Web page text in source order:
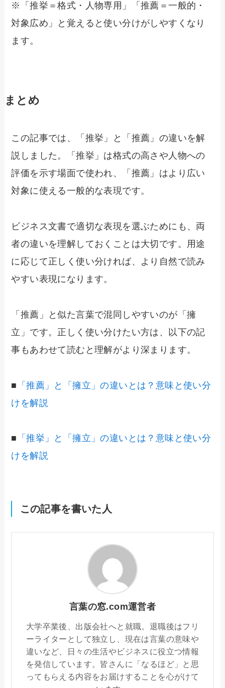
※「推挙＝格式・人物専用」「推薦＝一般的・
対象広め」と覚えると使い分けがしやすくなり
ます。
まとめ
この記事では、「推挙」と「推薦」の違いを解
説しました。「推挙」は格式の高さや人物への
評価を示す場面で使われ、「推薦」はより広い
対象に使える一般的な表現です。
ビジネス文書で適切な表現を選ぶためにも、両
者の違いを理解しておくことは大切です。用途
に応じて正しく使い分ければ、より自然で読み
やすい表現になります。
「推薦」と似た言葉で混同しやすいのが「擁
立」です。正しく使い分けたい方は、以下の記
事もあわせて読むと理解がより深まります。
■ 「推薦」と「擁立」の違いとは？意味と使い分
けを解説
■ 「推挙」と「擁立」の違いとは？意味と使い分
けを解説
この記事を書いた人
言葉の窓.com運営者
大学卒業後、出版会社へと就職。退職後はフリ
ーライターとして独立し、現在は言葉の意味や
違いなど、日々の生活やビジネスに役立つ情報
を発信しています。皆さんに「なるほど」と思
ってもらえる内容をお届けすることを心がけて